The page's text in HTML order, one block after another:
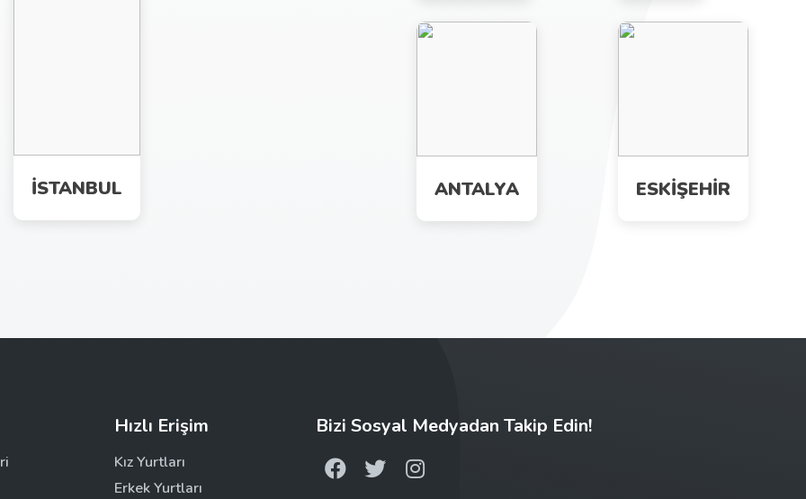
İSTANBUL ANTALYA ESKİŞEHİR
Hızlı Erişim
Kız Yurtları
Erkek Yurtları
Bizi Sosyal Medyadan Takip Edin!